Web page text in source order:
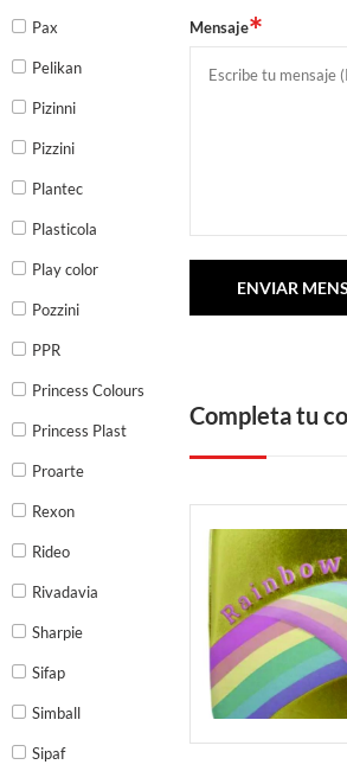
Pax
Pelikan
Pizinni
Pizzini
Plantec
Plasticola
Play color
Pozzini
PPR
Princess Colours
Princess Plast
Proarte
Rexon
Rideo
Rivadavia
Sharpie
Sifap
Simball
Sipaf
Mensaje*
Completa tu